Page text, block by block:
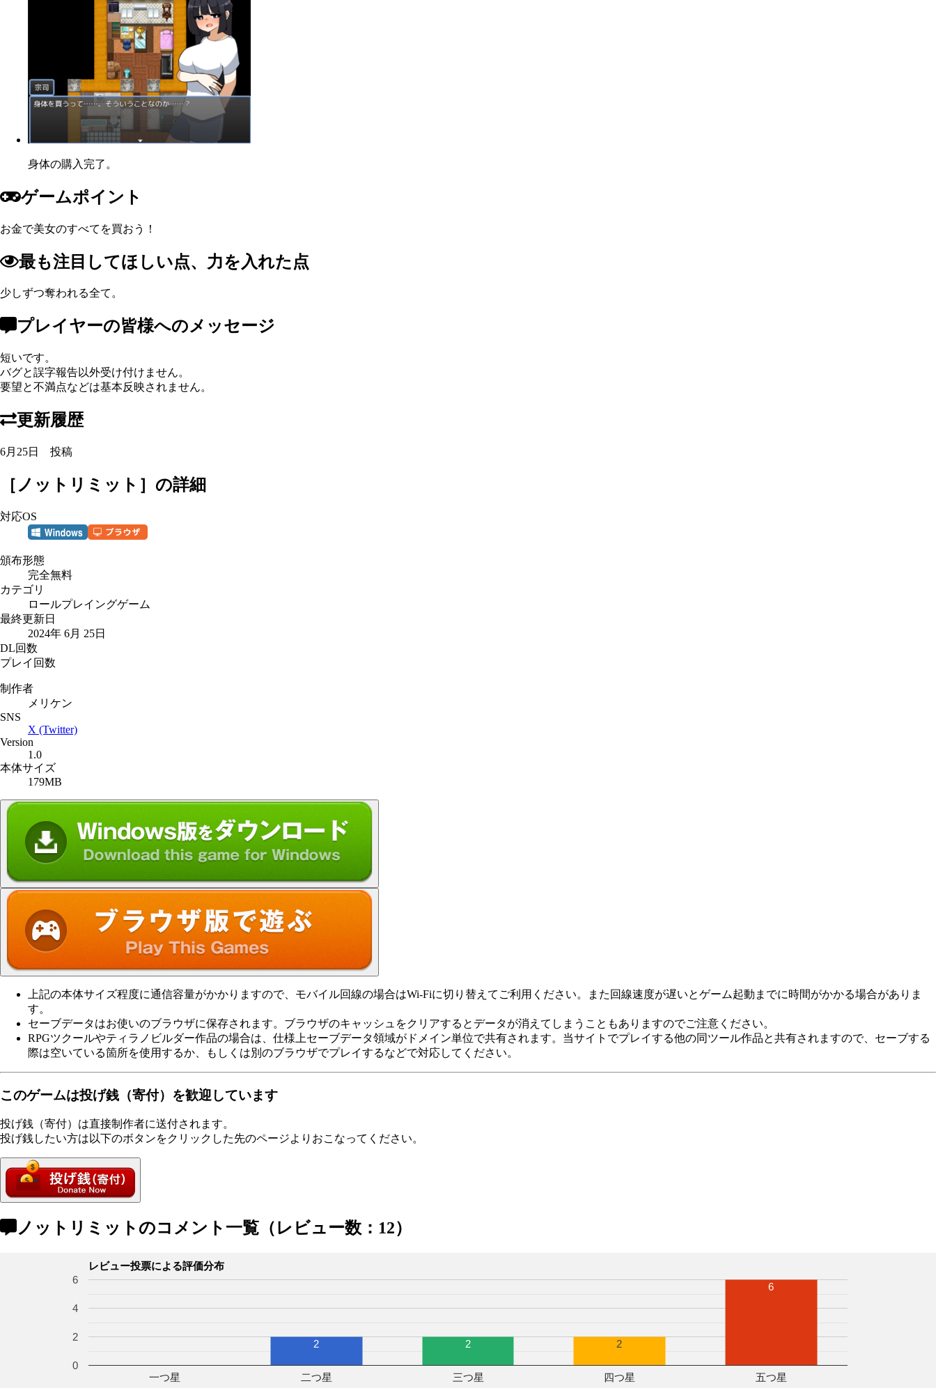
身体の購入完了。
ゲームポイント
お金で美女のすべてを買おう！
最も注目してほしい点、力を入れた点
少しずつ奪われる全て。
プレイヤーの皆様へのメッセージ
短いです。
バグと誤字報告以外受け付けません。
要望と不満点などは基本反映されません。
更新履歴
6月25日 投稿
［ ノットリミット ］の詳細
対応OS
頒布形態
完全無料
カテゴリ
ロールプレイングゲーム
最終更新日
2024年 6月 25日
DL回数
プレイ回数
制作者
メリケン
SNS
X (Twitter)
Version
1.0
本体サイズ
179MB
上記の本体サイズ程度に通信容量がかかりますので、モバイル回線の場合はWi-Fiに切り替えてご利用ください。また回線速度が遅いとゲーム起動までに時間がかかる場合がありま
す。
セーブデータはお使いのブラウザに保存されます。ブラウザのキャッシュをクリアするとデータが消えてしまうこともありますのでご注意ください。
RPGツクールやティラノビルダー作品の場合は、仕様上セーブデータ領域がドメイン単位で共有されます。当サイトでプレイする他の同ツール作品と共有されますので、セーブする
際は空いている箇所を使用するか、もしくは別のブラウザでプレイするなどで対応してください。
このゲームは投げ銭（寄付）を歓迎しています
投げ銭（寄付）は直接制作者に送付されます。
投げ銭したい方は以下のボタンをクリックした先のページよりおこなってください。
ノットリミットのコメント一覧（レビュー数：12）
レビュー投票による評価分布
一つ星 二つ星 三つ星 四つ星 五つ星
0
2
4
6
2 2 2
6